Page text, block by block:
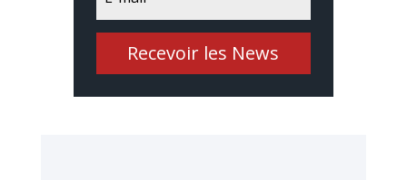
Recevoir les News